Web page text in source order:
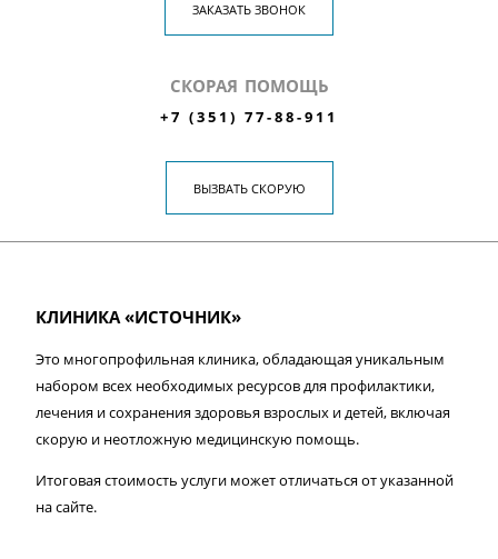
ЗАКАЗАТЬ ЗВОНОК
СКОРАЯ ПОМОЩЬ
+7 (351) 77-88-911
ВЫЗВАТЬ СКОРУЮ
КЛИНИКА «ИСТОЧНИК»
Это многопрофильная клиника, обладающая уникальным
набором всех необходимых ресурсов для профилактики,
лечения и сохранения здоровья взрослых и детей, включая
скорую и неотложную медицинскую помощь.
Итоговая стоимость услуги может отличаться от указанной
на сайте.